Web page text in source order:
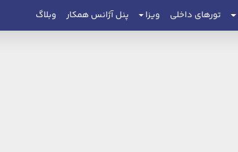
تورهای داخلی ویزا پنل آژانس همکار وبلاگ